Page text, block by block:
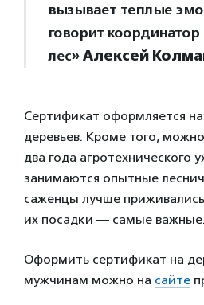
вызывает теплые
говорит
лес»Алексей
Сертификат оформляется
деревьев. Кроме того,
два года агротехнического
занимаются опытные
саженцы лучше
их посадки — самые важные.
Оформить сертификат на
мужчинам можно на сайте